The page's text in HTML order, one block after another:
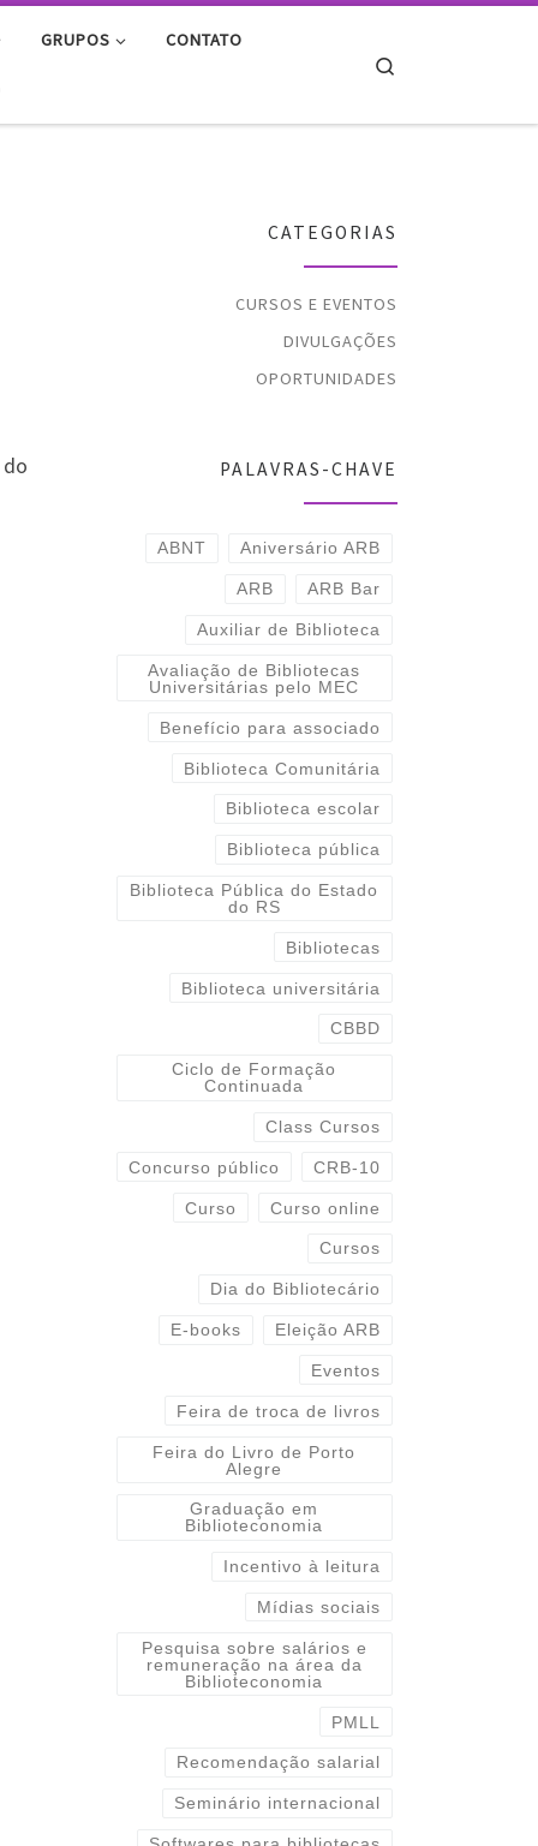
GRUPOS CONTATO
CATEGORIAS
CURSOS E EVENTOS
DIVULGAÇÕES
OPORTUNIDADES
PALAVRAS-CHAVE
ABNT Aniversário ARB
ARB ARB Bar
Auxiliar de Biblioteca
Avaliação de Bibliotecas
Universitárias pelo MEC
Benefício para associado
Biblioteca Comunitária
Biblioteca escolar
Biblioteca pública
Biblioteca Pública do Estado
do RS
Bibliotecas
Biblioteca universitária
CBBD
Ciclo de Formação
Continuada
Class Cursos
Concurso público CRB-10
Curso Curso online
Cursos
Dia do Bibliotecário
E-books Eleição ARB
Eventos
Feira de troca de livros
Feira do Livro de Porto
Alegre
Graduação em
Biblioteconomia
Incentivo à leitura
Mídias sociais
Pesquisa sobre salários e
remuneração na área da
Biblioteconomia
PMLL
Recomendação salarial
Seminário internacional